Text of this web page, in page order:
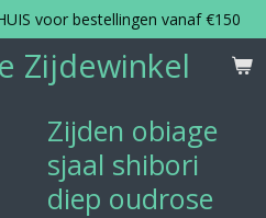
Zijdewinkel
voor bestellingen vanaf €150
Zijden obiage
sjaal shibori
diep oudrose